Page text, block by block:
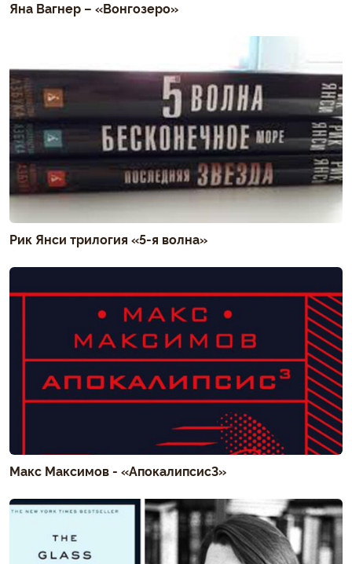
Яна Вагнер – «Вонгозеро»
Рик Янси трилогия «5-я волна»
Макс Максимов - «Апокалипсис3»